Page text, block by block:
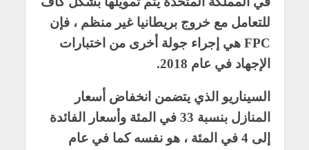
للتعامل مع خروج بريطانيا غير منظم ، فإن
FPC هي إجراء جولة أخرى من اختبارات
الإجهاد في عام 2018.
السيناريو الذي يتضمن انخفاض أسعار
المنازل بنسبة 33 في المئة وأسعار الفائدة
إلى 4 في المئة ، هو نفسه كما في عام